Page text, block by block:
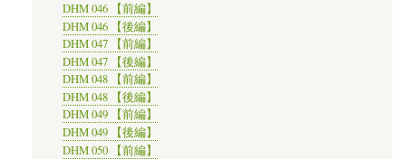
DHM 046 【前編】
DHM 046 【後編】
DHM 047 【前編】
DHM 047 【後編】
DHM 048 【前編】
DHM 048 【後編】
DHM 049 【前編】
DHM 049 【後編】
DHM 050 【前編】